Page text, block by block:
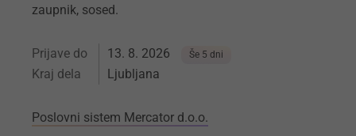
zaupnik, sosed.
Prijave do 13. 8. 2026 Še 5 dni
Kraj dela Ljubljana
Poslovni sistem Mercator d.o.o.